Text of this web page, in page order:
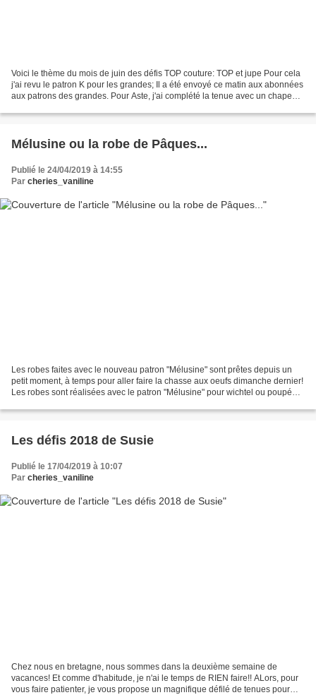
Voici le thème du mois de juin des défis TOP couture: TOP et jupe Pour cela
j'ai revu le patron K pour les grandes; Il a été envoyé ce matin aux abonnées
aux patrons des grandes. Pour Aste, j'ai complété la tenue avec un chapeau
Mélusine ou la robe de Pâques...
Publié le 24/04/2019 à 14:55
Par cheries_vaniline
Les robes faites avec le nouveau patron "Mélusine" sont prêtes depuis un
petit moment, à temps pour aller faire la chasse aux oeufs dimanche dernier!
Les robes sont réalisées avec le patron "Mélusine" pour wichtel ou poupée
Les défis 2018 de Susie
Publié le 17/04/2019 à 10:07
Par cheries_vaniline
Chez nous en bretagne, nous sommes dans la deuxième semaine de
vacances! Et comme d'habitude, je n'ai le temps de RIEN faire!! ALors, pour
vous faire patienter, je vous propose un magnifique défilé de tenues pour